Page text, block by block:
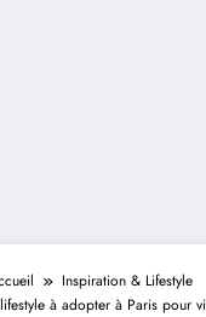
Inspiration & Lifestyle
à adopter à Paris pour